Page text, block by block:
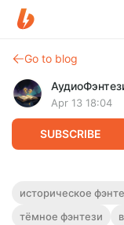
Go to blog
Apr 13 18:04
SUBSCRIBE
Аудиокнига
Трилогия
историческое
тёмное фэнтези